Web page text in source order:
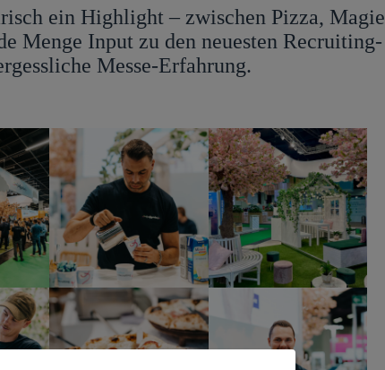
ein Highlight – zwischen Pizza, Magie
Menge Input zu den neuesten Recruiting-
Messe-Erfahrung.